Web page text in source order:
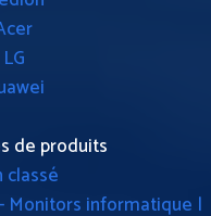
LG
de produits
classé
Monitors informatique |